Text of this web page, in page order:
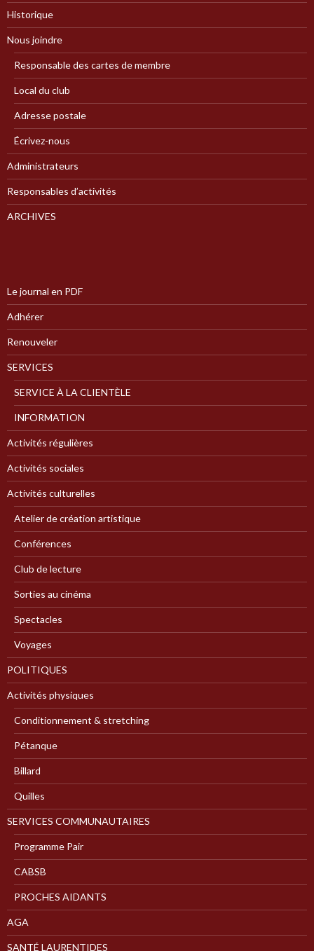
Historique
Nous joindre
Responsable des cartes de membre
Local du club
Adresse postale
Écrivez-nous
Administrateurs
Responsables d’activités
ARCHIVES
Le journal en PDF
Adhérer
Renouveler
SERVICES
SERVICE À LA CLIENTÈLE
INFORMATION
Activités régulières
Activités sociales
Activités culturelles
Atelier de création artistique
Conférences
Club de lecture
Sorties au cinéma
Spectacles
Voyages
POLITIQUES
Activités physiques
Conditionnement & stretching
Pétanque
Billard
Quilles
SERVICES COMMUNAUTAIRES
Programme Pair
CABSB
PROCHES AIDANTS
AGA
SANTÉ LAURENTIDES